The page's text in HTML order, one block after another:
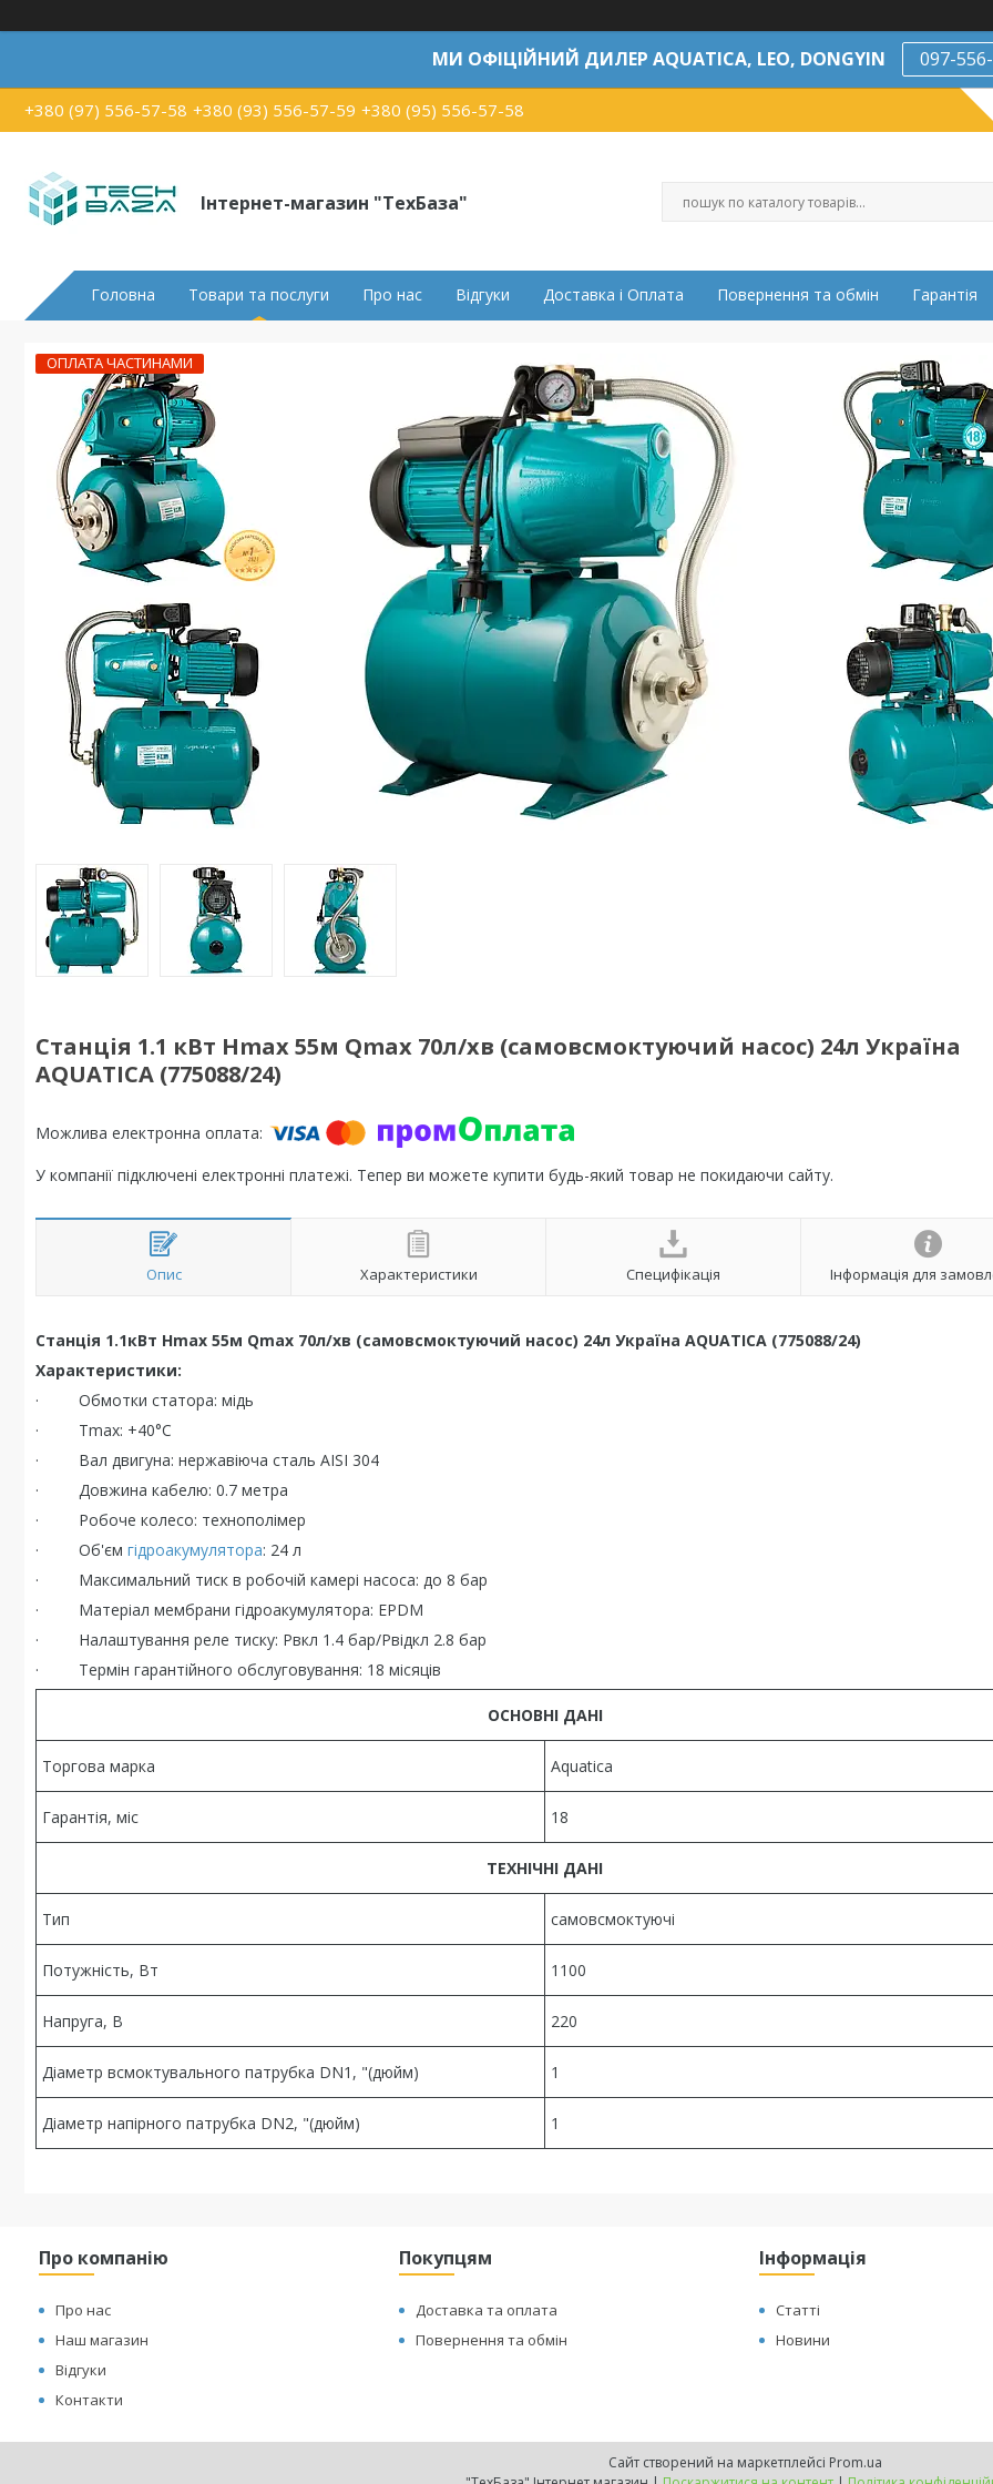
МИ ОФІЦІЙНИЙ ДИЛЕР AQUATICA, LEO, DONGYIN 097-
+380 (97) 556-57-58 +380 (93) 556-57-59 +380 (95) 556-57-58
Інтернет-магазин "ТехБаза"
Головна Товари та послуги Про нас Відгуки Доставка і Оплата Повернення та обмін Гарантія
ОПЛАТА ЧАСТИНАМИ
Станція 1.1 кВт Hmax 55м Qmax 70л/хв (самовсмоктуючий насос) 24л Україна
AQUATICA (775088/24)
У компанії підключені електронні платежі. Тепер ви можете купити будь-який товар не покидаючи сайту.
Опис Характеристики Специфікація Інформація для
Станція 1.1кВт Hmax 55м Qmax 70л/хв (самовсмоктуючий насос) 24л Україна AQUATICA (775088/24)
Характеристики:
· Обмотки статора: мідь
· Тmax: +40°C
· Вал двигуна: нержавіюча сталь AISI 304
· Довжина кабелю: 0.7 метра
· Робоче колесо: технополімер
· Об'єм гідроакумулятора: 24 л
· Максимальний тиск в робочій камері насоса: до 8 бар
· Матеріал мембрани гідроакумулятора: EPDM
· Налаштування реле тиску: Рвкл 1.4 бар/Рвідкл 2.8 бар
· Термін гарантійного обслуговування: 18 місяців
ОСНОВНІ ДАНІ
Торгова марка Aquatica
Гарантія, міс 18
ТЕХНІЧНІ ДАНІ
Тип самовсмоктуючі
Потужність, Вт 1100
Напруга, В 220
Діаметр всмоктувального патрубка DN1, "(дюйм) 1
Діаметр напірного патрубка DN2, "(дюйм) 1
Про компанію
Про нас
Наш магазин
Відгуки
Контакти
Покупцям
Доставка та оплата
Повернення та обмін
Інформація
Статті
Новини
Сайт створений на маркетплейсі Prom.ua